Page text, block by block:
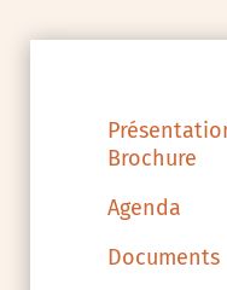
Brochure
Agenda
Documents